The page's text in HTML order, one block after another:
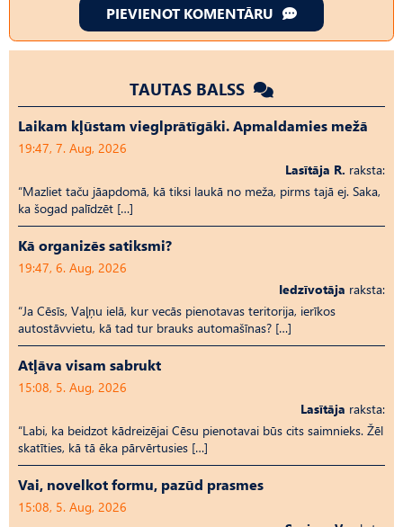
PIEVIENOT KOMENTĀRU
TAUTAS BALSS
Laikam kļūstam vieglprātīgāki. Apmaldamies mežā
19:47, 7. Aug, 2026
Lasītāja R. raksta:
“Mazliet taču jāapdomā, kā tiksi laukā no meža, pirms tajā ej. Saka,
ka šogad palīdzēt […]
Kā organizēs satiksmi?
19:47, 6. Aug, 2026
Iedzīvotāja raksta:
“Ja Cēsīs, Vaļņu ielā, kur vecās pienotavas teritorija, ierīkos
autostāvvietu, kā tad tur brauks automašīnas? […]
Atļāva visam sabrukt
15:08, 5. Aug, 2026
Lasītāja raksta:
“Labi, ka beidzot kādreizējai Cēsu pienotavai būs cits saimnieks. Žēl
skatīties, kā tā ēka pārvērtusies […]
Vai, novelkot formu, pazūd prasmes
15:08, 5. Aug, 2026